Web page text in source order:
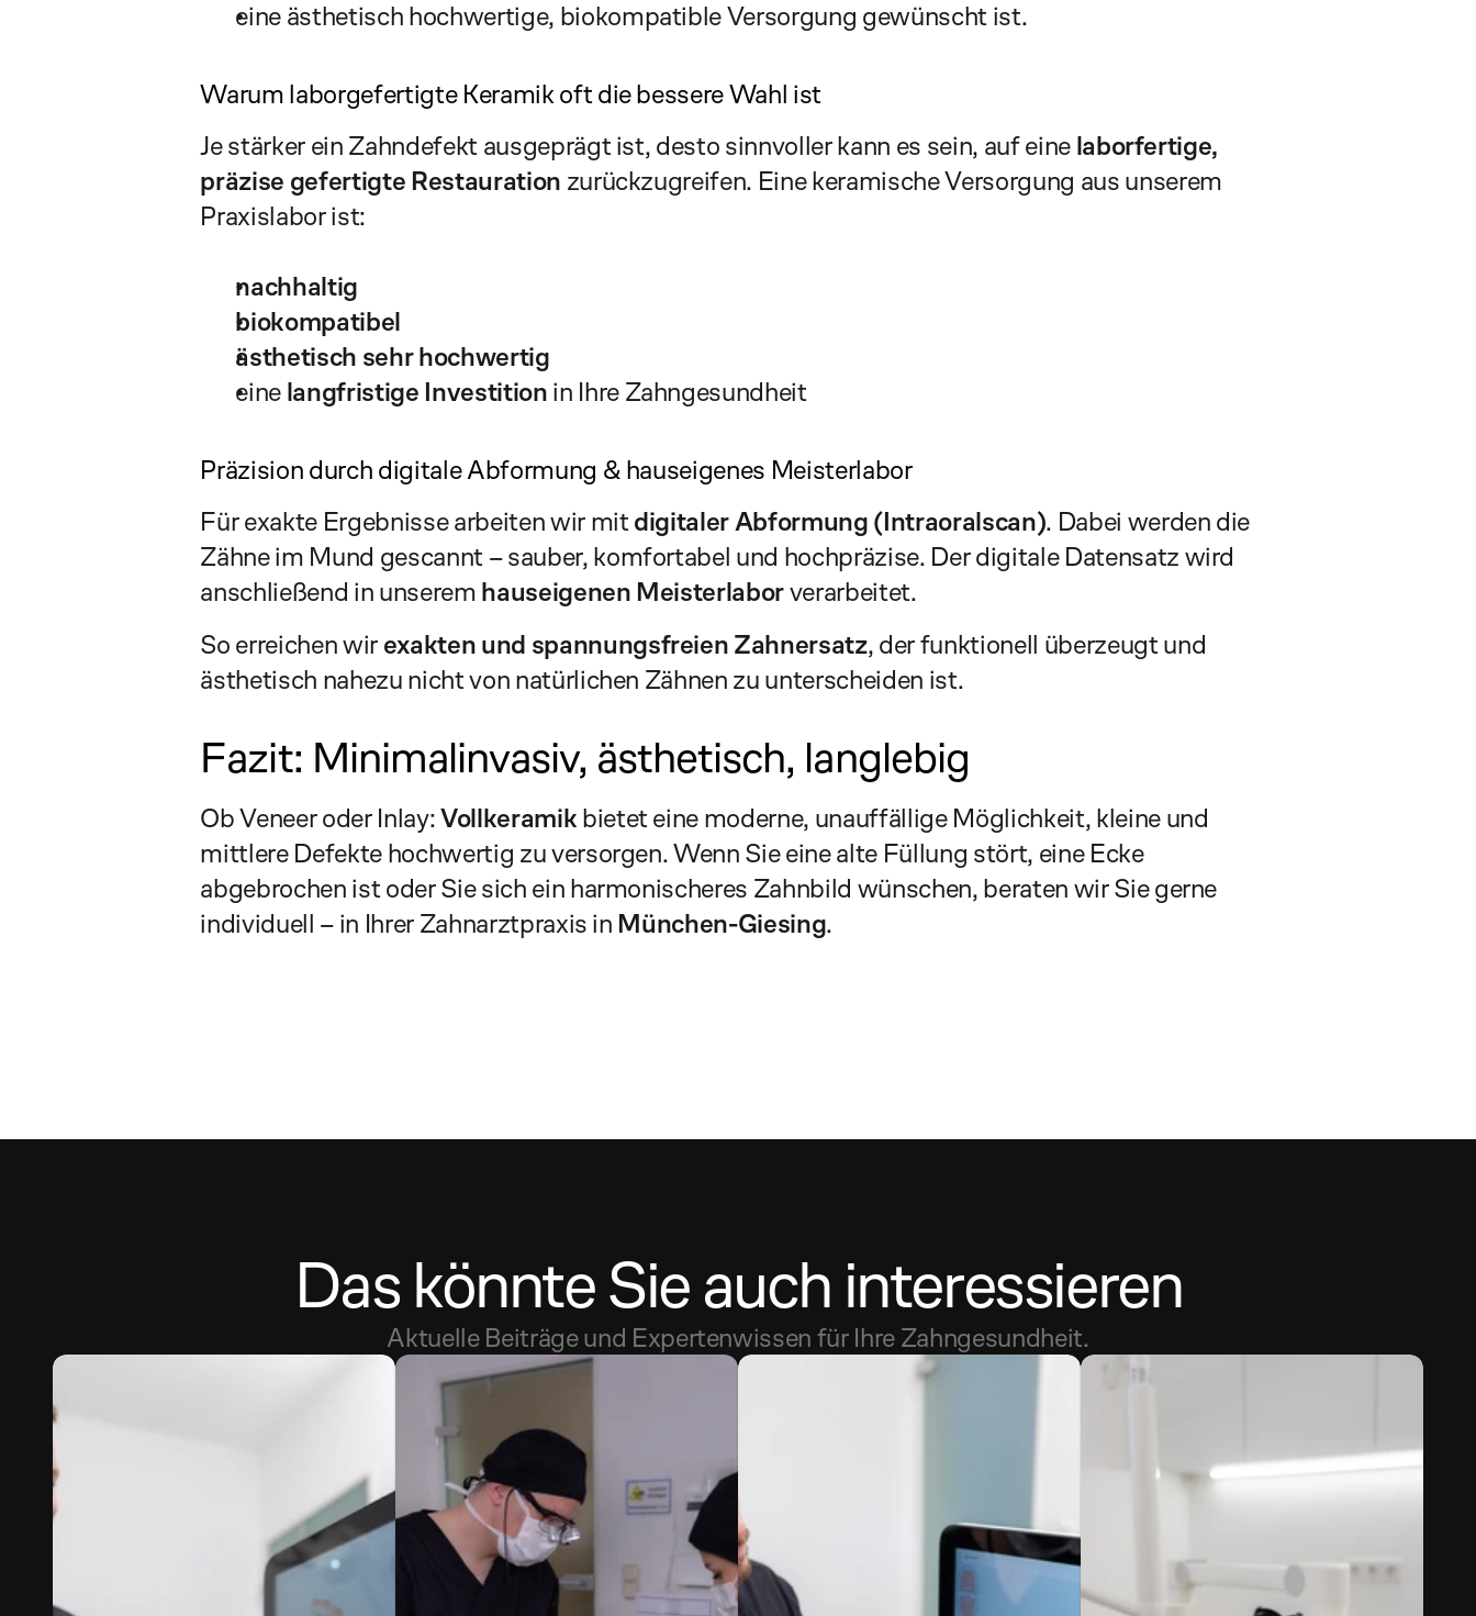
eine ästhetisch hochwertige, biokompatible Versorgung gewünscht ist.
Warum laborgefertigte Keramik oft die bessere Wahl ist
Je stärker ein Zahndefekt ausgeprägt ist, desto sinnvoller kann es sein, auf eine laborfertige,
präzise gefertigte Restauration zurückzugreifen. Eine keramische Versorgung aus unserem
Praxislabor ist:
nachhaltig
biokompatibel
ästhetisch sehr hochwertig
eine langfristige Investition in Ihre Zahngesundheit
Präzision durch digitale Abformung & hauseigenes Meisterlabor
Für exakte Ergebnisse arbeiten wir mit digitaler Abformung (Intraoralscan). Dabei werden die
Zähne im Mund gescannt – sauber, komfortabel und hochpräzise. Der digitale Datensatz wird
anschließend in unserem hauseigenen Meisterlabor verarbeitet.
So erreichen wir exakten und spannungsfreien Zahnersatz, der funktionell überzeugt und
ästhetisch nahezu nicht von natürlichen Zähnen zu unterscheiden ist.
Fazit: Minimalinvasiv, ästhetisch, langlebig
Ob Veneer oder Inlay: Vollkeramik bietet eine moderne, unauffällige Möglichkeit, kleine und
mittlere Defekte hochwertig zu versorgen. Wenn Sie eine alte Füllung stört, eine Ecke
abgebrochen ist oder Sie sich ein harmonischeres Zahnbild wünschen, beraten wir Sie gerne
individuell – in Ihrer Zahnarztpraxis in München-Giesing.
Das könnte Sie auch interessieren
Aktuelle Beiträge und Expertenwissen für Ihre Zahngesundheit.